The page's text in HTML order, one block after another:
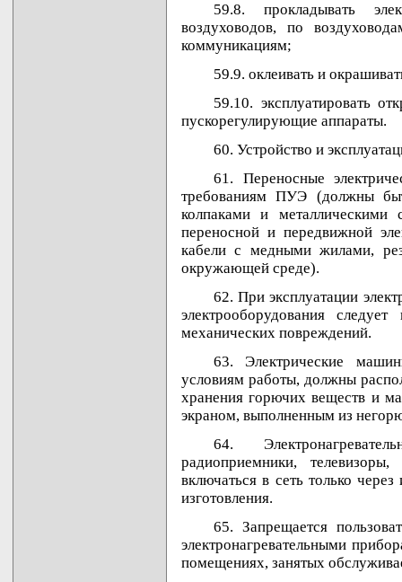
59.8. прокладывать
воздуховодов, по
коммуникациям;
59.9. оклеивать и
59.10. эксплуатировать
пускорегулирующие аппараты.
60. Устройство и
61. Переносные
требованиям ПУЭ (должны
колпаками и металлическими
переносной и передвижной
кабели с медными жилами,
окружающей среде).
62. При эксплуатации
электрооборудования
механических повреждений.
63. Электрические
условиям работы, должны
хранения горючих веществ и
экраном, выполненным из
64.
радиоприемники,
включаться в сеть только
изготовления.
65. Запрещается
электронагревательными
помещениях, занятых